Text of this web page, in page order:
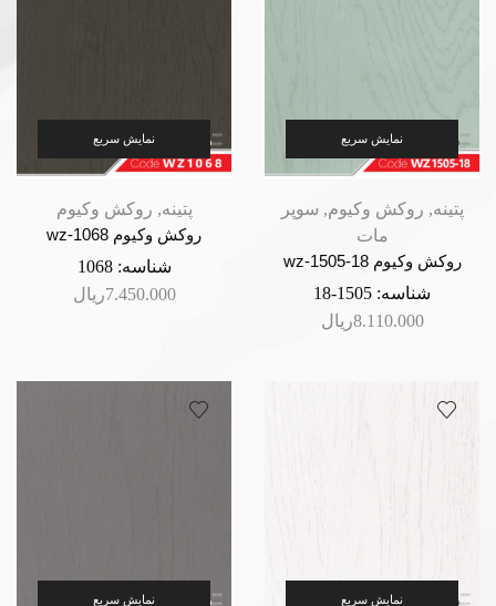
نمایش سریع
پتینه, روکش وکیوم, سوپر
مات
روکش وکیوم wz-1505-18
شناسه: 1505-18
8.110.000ریال
نمایش سریع
پتینه, روکش وکیوم
روکش وکیوم wz-1068
شناسه:1068
7.450.000ریال
نمایش سریع نمایش سریع